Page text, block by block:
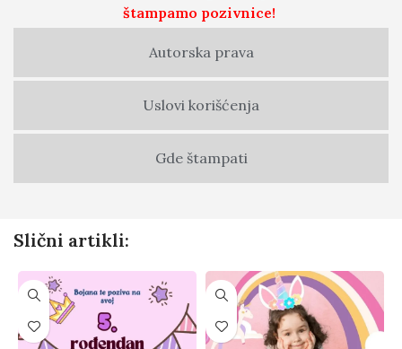
Autorska prava
Uslovi korišćenja
Gde štampati
štampamo pozivnice!
Slični artikli: